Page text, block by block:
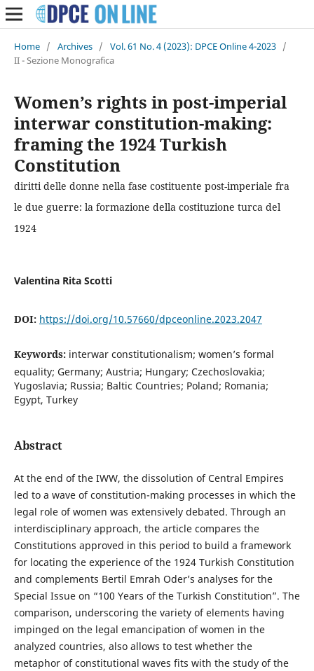
Home / Archives / Vol. 61 No. 4 (2023): DPCE Online 4-2023 /
II - Sezione Monografica
Women’s rights in post-imperial
interwar constitution-making:
framing the 1924 Turkish
Constitution
diritti delle donne nella fase costituente post-imperiale fra
le due guerre: la formazione della costituzione turca del
1924
Valentina Rita Scotti
DOI: https://doi.org/10.57660/dpceonline.2023.2047
Keywords: interwar constitutionalism; women’s formal
equality; Germany; Austria; Hungary; Czechoslovakia;
Yugoslavia; Russia; Baltic Countries; Poland; Romania;
Egypt, Turkey
Abstract
At the end of the IWW, the dissolution of Central Empires
led to a wave of constitution-making processes in which the
legal role of women was extensively debated. Through an
interdisciplinary approach, the article compares the
Constitutions approved in this period to build a framework
for locating the experience of the 1924 Turkish Constitution
and complements Bertil Emrah Oder’s analyses for the
Special Issue on “100 Years of the Turkish Constitution”. The
comparison, underscoring the variety of elements having
impinged on the legal emancipation of women in the
analyzed countries, also allows to test whether the
metaphor of constitutional waves fits with the study of the